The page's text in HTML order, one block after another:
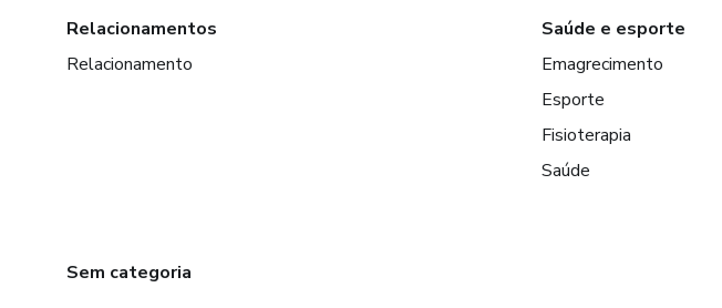
Relacionamentos
Relacionamento
Saúde e esporte
Emagrecimento
Esporte
Fisioterapia
Saúde
Sem categoria